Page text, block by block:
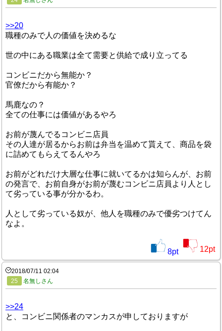
>>20
職種のみで人の価値を決めるな
世の中にある職業は全て需要と供給で成り立ってる
コンビニだから無能か？
官僚だから有能か？
馬鹿なの？
全ての仕事には価値があるやろ
お前が蔑んでるコンビニ店員
その人達が居るからお前は弁当を温めて貰えて、商品を袋
に詰めてもらえてるんやろ
お前がどれだけ大層な仕事に就いてるかは知らんが、お前
の発言で、お前自身がお前が蔑むコンビニ店員より人とし
て劣っている事が分かるわ。
人として劣っている奴が、他人を職種のみで優劣つけてん
なよ。
8pt 12pt
2018/07/11 02:04
25
名無しさん
>>24
と、コンビニ関係者のマンカスが申しておりますが